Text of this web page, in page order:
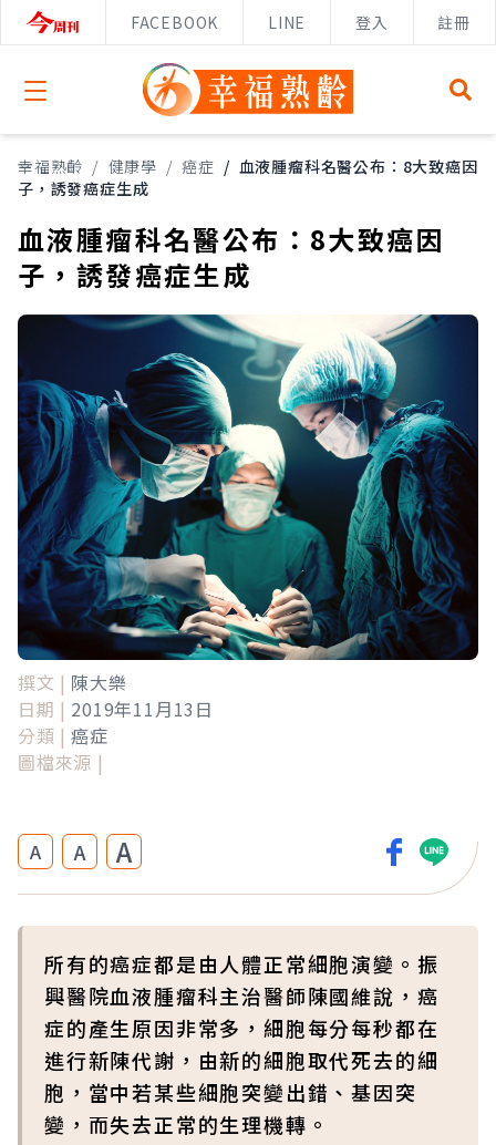
FACEBOOK LINE 登入 註冊
Open menu
幸福熟齡 / 健康學 / 癌症 / 血液腫瘤科名醫公布：8大致癌因
子，誘發癌症生成
血液腫瘤科名醫公布：8大致癌因
子，誘發癌症生成
撰文 | 陳大樂
日期 | 2019年11月13日
分類 | 癌症
圖檔來源 |
A A A
所有的癌症都是由人體正常細胞演變。振
興醫院血液腫瘤科主治醫師陳國維說，癌
症的產生原因非常多，細胞每分每秒都在
進行新陳代謝，由新的細胞取代死去的細
胞，當中若某些細胞突變出錯、基因突
變，而失去正常的生理機轉。